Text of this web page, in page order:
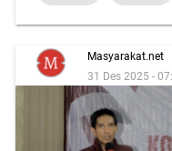
Masyarakat.net
31 Des 2025 -